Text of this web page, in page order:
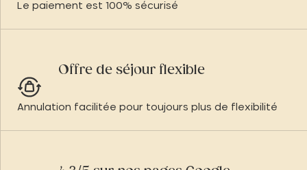
Le paiement est 100% sécurisé
Offre de séjour flexible
Annulation facilitée pour toujours plus de flexibilité